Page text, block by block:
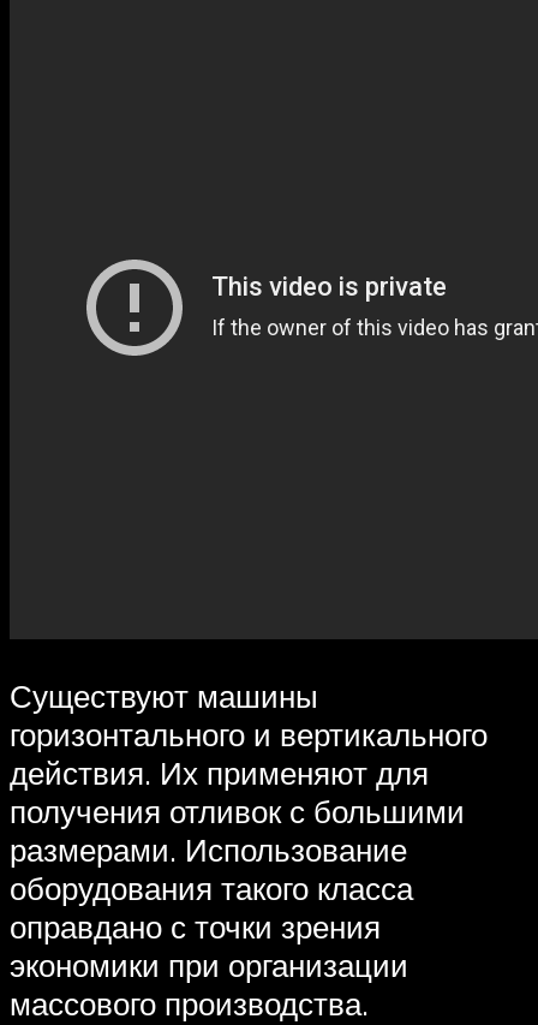
Существуют машины
горизонтального и вертикального
действия. Их применяют для
получения отливок с большими
размерами. Использование
оборудования такого класса
оправдано с точки зрения
экономики при организации
массового производства.